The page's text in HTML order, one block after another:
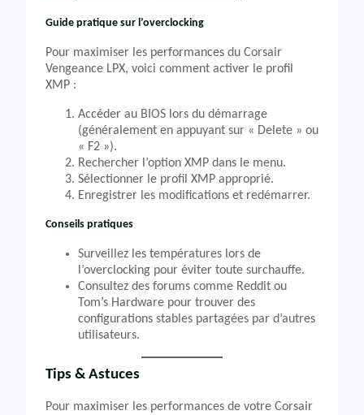
Guide pratique sur l’overclocking
Pour maximiser les performances du Corsair
Vengeance LPX, voici comment activer le profil
XMP :
Accéder au BIOS lors du démarrage
(généralement en appuyant sur « Delete » ou
« F2 »).
Rechercher l’option XMP dans le menu.
Sélectionner le profil XMP approprié.
Enregistrer les modifications et redémarrer.
Conseils pratiques
Surveillez les températures lors de
l’overclocking pour éviter toute surchauffe.
Consultez des forums comme Reddit ou
Tom’s Hardware pour trouver des
configurations stables partagées par d’autres
utilisateurs.
Tips & Astuces
Pour maximiser les performances de votre Corsair